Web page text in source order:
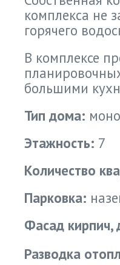
комплекса не
горячего
В комплексе
большими
Тип дома:
Этажность: 7
Количество
Парковка:
Фасад кирпич,
Разводка